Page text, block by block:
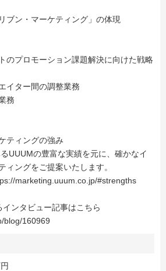
ブン・マーケティング」の体現
のプロモーション課題解決に向けた戦略
イター間の調整業務
務
ティングの強み
UUUMの豊富な実績を元に、確かなイ
ィングをご提案いたします。
marketing.uuum.co.jp/#strengths
ンタビュー記事はこちら
blog/160969